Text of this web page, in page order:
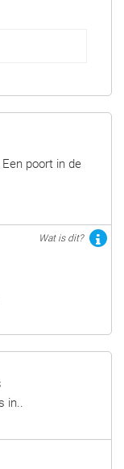
poort in de
Wat is dit?
in..